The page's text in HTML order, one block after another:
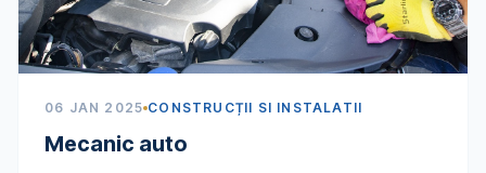
06 JAN 2025 CONSTRUCȚII SI INSTALATII
Mecanic auto